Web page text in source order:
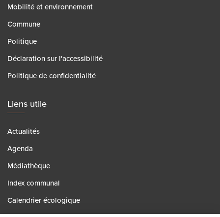
Mobilité et environnement
Commune
Politique
Déclaration sur l'accessibilité
Politique de confidentialité
Liens utile
Actualités
Agenda
Médiathèque
Index communal
Calendrier écologique